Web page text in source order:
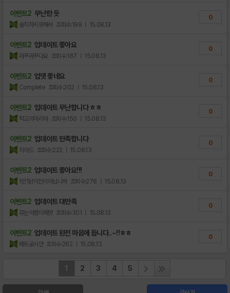
이벤트2 무난한 듯
솔직하지못해서 조회수:199 | 15.08.13
0
이벤트2 업데이트 좋아요
라꾸라꾸다요 조회수:187 | 15.08.13
0
이벤트2 업뎃 좋네요
Complete 조회수:202 | 15.08.13
0
이벤트2 업데이트 무난합니다 ㅎㅎ
학교의마리아 조회수:150 | 15.08.13
0
이벤트2 업데이트 만족합니다
지아드 조회수:222 | 15.08.13
0
이벤트2 업데이트 좋아요!!!
1인1닭이진리아닙니까 조회수:278 | 15.08.13
0
이벤트2 업데이트 대만족
뮤는악령이제맛 조회수:301 | 15.08.13
0
이벤트2 업데이트 완전 마음에 듭니다..~!!ㅎㅎ
페트로시안 조회수:262 | 15.08.13
0
1 2 3 4 5